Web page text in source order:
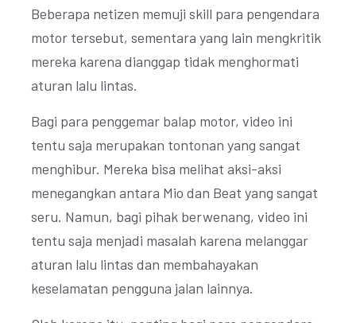
Beberapa netizen memuji skill para pengendara
motor tersebut, sementara yang lain mengkritik
mereka karena dianggap tidak menghormati
aturan lalu lintas.
Bagi para penggemar balap motor, video ini
tentu saja merupakan tontonan yang sangat
menghibur. Mereka bisa melihat aksi-aksi
menegangkan antara Mio dan Beat yang sangat
seru. Namun, bagi pihak berwenang, video ini
tentu saja menjadi masalah karena melanggar
aturan lalu lintas dan membahayakan
keselamatan pengguna jalan lainnya.